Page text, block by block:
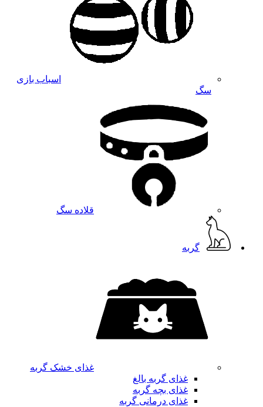
اسباب بازی
سگ
قلاده سگ
گربه
غذای خشک گربه
غذای گربه بالغ
غذای بچه گربه
غذای درمانی گربه